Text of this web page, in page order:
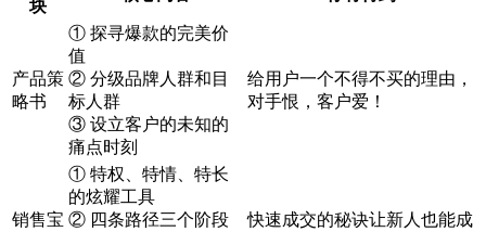
块
产品策
略书
① 探寻爆款的完美价
值
② 分级品牌人群和目
标人群
③ 设立客户的未知的
痛点时刻
给用户一个不得不买的理由，
对手恨，客户爱！
销售宝
① 特权、特情、特长
的炫耀工具
② 四条路径三个阶段
快速成交的秘诀让新人也能成